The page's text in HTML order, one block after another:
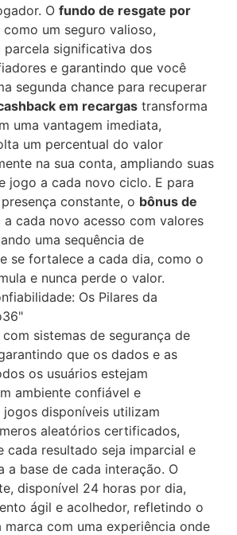
O fundo de resgate por
um seguro valioso,
parcela significativa dos
e garantindo que você
segunda chance para recuperar
em recargas transforma
uma vantagem imediata,
um percentual do valor
na sua conta, ampliando suas
jogo a cada novo ciclo. E para
constante, o bônus de
a cada novo acesso com valores
uma sequência de
se fortalece a cada dia, como o
e nunca perde o valor.
Os Pilares da
sistemas de segurança de
que os dados e as
os usuários estejam
ambiente confiável e
jogos disponíveis utilizam
aleatórios certificados,
cada resultado seja imparcial e
a base de cada interação. O
disponível 24 horas por dia,
ágil e acolhedor, refletindo o
com uma experiência onde